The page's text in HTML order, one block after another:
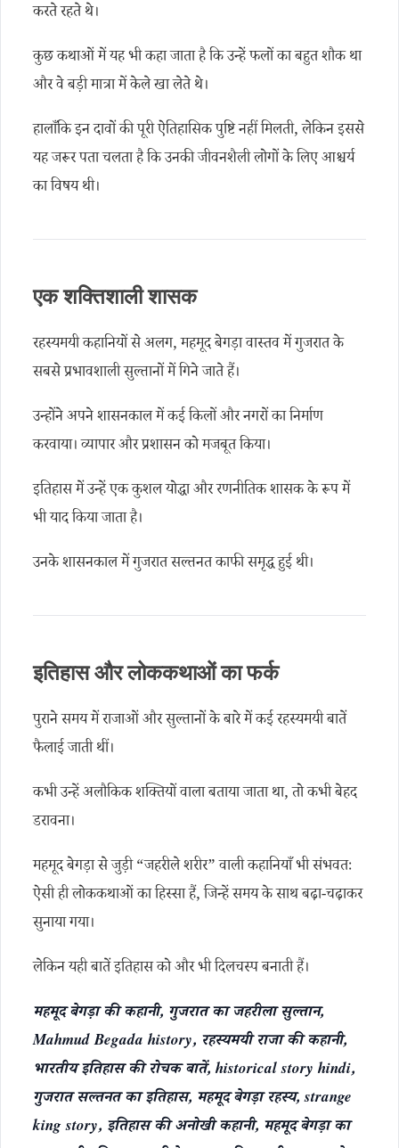
करते रहते थे।
कुछ कथाओं में यह भी कहा जाता है कि उन्हें फलों का बहुत शौक था
और वे बड़ी मात्रा में केले खा लेते थे।
हालाँकि इन दावों की पूरी ऐतिहासिक पुष्टि नहीं मिलती, लेकिन इससे
यह जरूर पता चलता है कि उनकी जीवनशैली लोगों के लिए आश्चर्य
का विषय थी।
एक शक्तिशाली शासक
रहस्यमयी कहानियों से अलग, महमूद बेगड़ा वास्तव में गुजरात के
सबसे प्रभावशाली सुल्तानों में गिने जाते हैं।
उन्होंने अपने शासनकाल में कई किलों और नगरों का निर्माण
करवाया। व्यापार और प्रशासन को मजबूत किया।
इतिहास में उन्हें एक कुशल योद्धा और रणनीतिक शासक के रूप में
भी याद किया जाता है।
उनके शासनकाल में गुजरात सल्तनत काफी समृद्ध हुई थी।
इतिहास और लोककथाओं का फर्क
पुराने समय में राजाओं और सुल्तानों के बारे में कई रहस्यमयी बातें
फैलाई जाती थीं।
कभी उन्हें अलौकिक शक्तियों वाला बताया जाता था, तो कभी बेहद
डरावना।
महमूद बेगड़ा से जुड़ी “जहरीले शरीर” वाली कहानियाँ भी संभवतः
ऐसी ही लोककथाओं का हिस्सा हैं, जिन्हें समय के साथ बढ़ा-चढ़ाकर
सुनाया गया।
लेकिन यही बातें इतिहास को और भी दिलचस्प बनाती हैं।
महमूद बेगड़ा की कहानी, गुजरात का जहरीला सुल्तान,
Mahmud Begada history, रहस्यमयी राजा की कहानी,
भारतीय इतिहास की रोचक बातें, historical story hindi,
गुजरात सल्तनत का इतिहास, महमूद बेगड़ा रहस्य, strange
king story, इतिहास की अनोखी कहानी, महमूद बेगड़ा का